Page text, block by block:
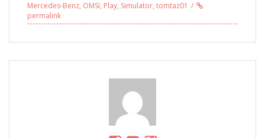
Mercedes-Benz, OMSI, Play, Simulator, tomtaz01
permalink